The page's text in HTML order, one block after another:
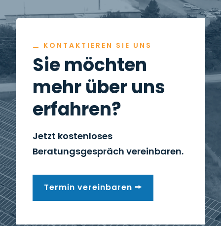
⚊ KONTAKTIEREN SIE UNS
Sie möchten
mehr über uns
erfahren?
Jetzt kostenloses
Beratungsgespräch vereinbaren.
Termin vereinbaren 🠚